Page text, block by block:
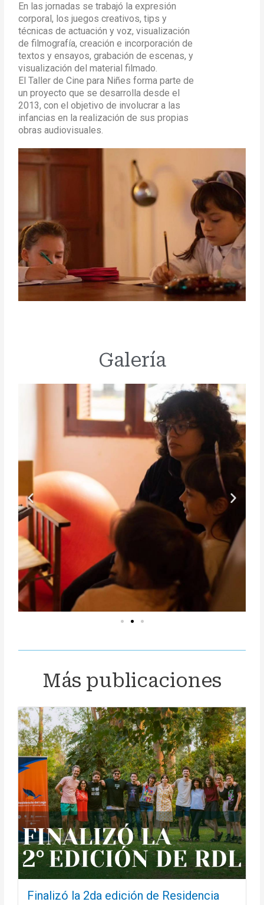
En las jornadas se trabajó la expresión
corporal, los juegos creativos, tips y
técnicas de actuación y voz, visualización
de filmografía, creación e incorporación de
textos y ensayos, grabación de escenas, y
visualización del material filmado.
El Taller de Cine para Niñes forma parte de
un proyecto que se desarrolla desde el
2013, con el objetivo de involucrar a las
infancias en la realización de sus propias
obras audiovisuales.
Galería
Más publicaciones
Finalizó la 2da edición de Residencia